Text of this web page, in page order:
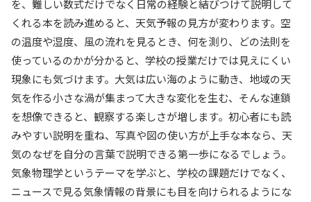
を、難しい数式だけでなく日常の経験と結びつけて説明して
くれる本を読み進めると、天気予報の見方が変わります。空
の温度や湿度、風の流れを見るとき、何を測り、どの法則を
使っているのかが分かると、学校の授業だけでは見えにくい
現象にも気づけます。大気は広い海のように動き、地域の天
気を作る小さな渦が集まって大きな変化を生む、そんな連鎖
を想像できると、観察する楽しさが増します。初心者にも読
みやすい説明を重ね、写真や図の使い方が上手な本なら、天
気のなぜを自分の言葉で説明できる第一歩になるでしょう。
気象物理学というテーマを学ぶと、学校の課題だけでなく、
ニュースで見る気象情報の背景にも目を向けられるようにな